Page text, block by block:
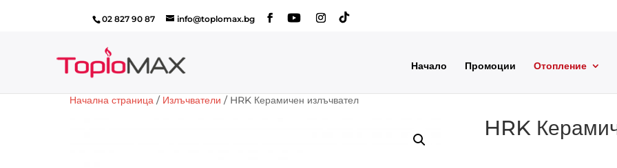
02 827 90 87 info@toplomax.bg
Начало Промоции Отопление
Начална страница/ Излъчватели / HRK Керамичен излъчвател
HRK